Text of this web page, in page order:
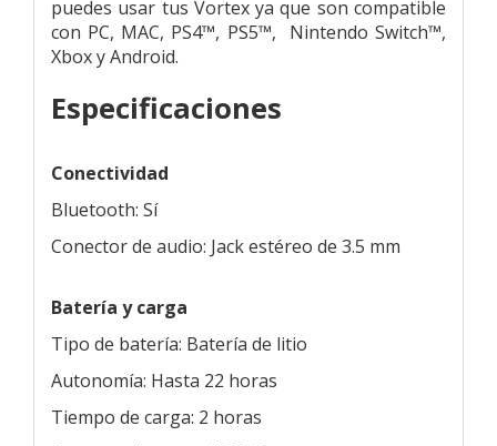
puedes usar tus Vortex ya que son compatible
con PC, MAC, PS4™, PS5™, Nintendo Switch™,
Xbox y Android.
Especificaciones
Conectividad
Bluetooth: Sí
Conector de audio: Jack estéreo de 3.5 mm
Batería y carga
Tipo de batería: Batería de litio
Autonomía: Hasta 22 horas
Tiempo de carga: 2 horas